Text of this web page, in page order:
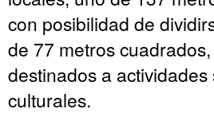
con posibilidad de
de 77 metros
destinados a actividades
culturales.